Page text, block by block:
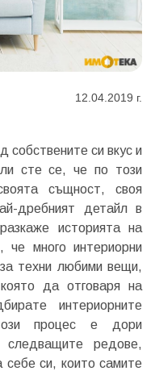
12.04.2019 г.
собствените си вкус и
сте се, че по този
същност, своя
дребният детайл в
историята на
много интериорни
техни любими вещи,
да отговаря на
интериорните
процес е дори
следващите редове,
си, които самите